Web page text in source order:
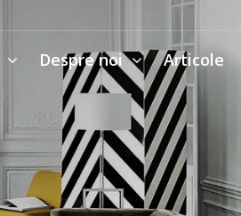
Despre noi Articole